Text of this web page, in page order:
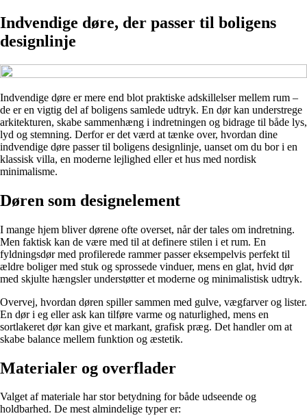
Indvendige døre, der passer til boligens
designlinje
Indvendige døre er mere end blot praktiske adskillelser mellem rum –
de er en vigtig del af boligens samlede udtryk. En dør kan understrege
arkitekturen, skabe sammenhæng i indretningen og bidrage til både lys,
lyd og stemning. Derfor er det værd at tænke over, hvordan dine
indvendige døre passer til boligens designlinje, uanset om du bor i en
klassisk villa, en moderne lejlighed eller et hus med nordisk
minimalisme.
Døren som designelement
I mange hjem bliver dørene ofte overset, når der tales om indretning.
Men faktisk kan de være med til at definere stilen i et rum. En
fyldningsdør med profilerede rammer passer eksempelvis perfekt til
ældre boliger med stuk og sprossede vinduer, mens en glat, hvid dør
med skjulte hængsler understøtter et moderne og minimalistisk udtryk.
Overvej, hvordan døren spiller sammen med gulve, vægfarver og lister.
En dør i eg eller ask kan tilføre varme og naturlighed, mens en
sortlakeret dør kan give et markant, grafisk præg. Det handler om at
skabe balance mellem funktion og æstetik.
Materialer og overflader
Valget af materiale har stor betydning for både udseende og
holdbarhed. De mest almindelige typer er: